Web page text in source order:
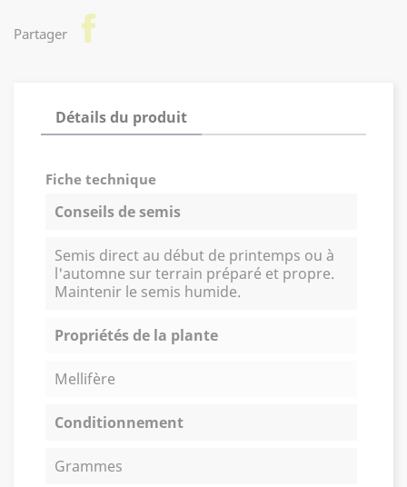
Partager facebook
Détails du produit
Fiche technique
Conseils de semis
Semis direct au début de printemps ou à
l'automne sur terrain préparé et propre.
Maintenir le semis humide.
Propriétés de la plante
Mellifère
Conditionnement
Grammes